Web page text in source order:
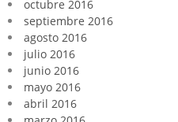
octubre 2016
septiembre 2016
agosto 2016
julio 2016
junio 2016
mayo 2016
abril 2016